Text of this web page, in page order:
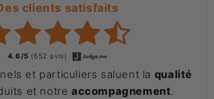
clients satisfaits
4.6/5 (652 avis)
et particuliers saluent la qualité
et notre accompagnement.